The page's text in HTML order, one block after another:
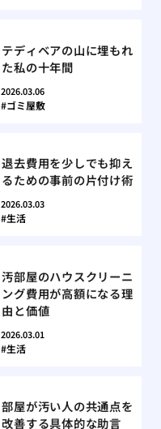
テディベアの山に埋もれ
た私の十年間
2026.03.06
ゴミ屋敷
退去費用を少しでも抑え
るための事前の片付け術
2026.03.03
生活
汚部屋のハウスクリーニ
ング費用が高額になる理
由と価値
2026.03.01
生活
部屋が汚い人の共通点を
改善する具体的な助言